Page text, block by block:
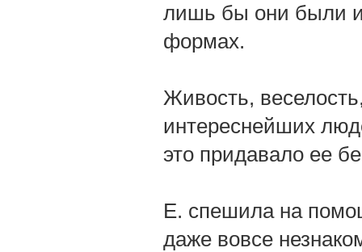
лишь бы они были
формах.
Живость,
интереснейших
это придавало ее
Е. спешила на
даже вовсе